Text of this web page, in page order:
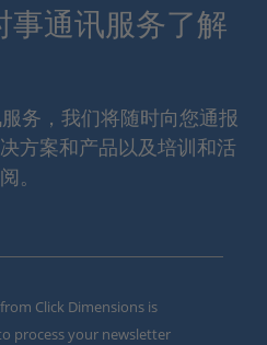
事通讯服务了解
务，我们将随时向您通报
方案和产品以及培训和活
。
Click Dimensions is
process your newsletter